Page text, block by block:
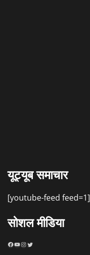
यूट्यूब समाचार
[youtube-feed feed=1]
सोशल मीडिया
Facebook
YouTube
Instagram
Twitter